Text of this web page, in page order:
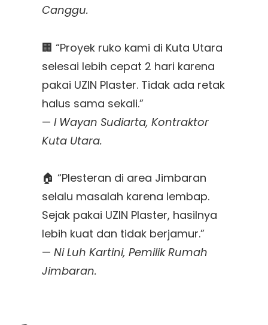
Canggu.
🏢 “Proyek ruko kami di Kuta Utara
selesai lebih cepat 2 hari karena
pakai UZIN Plaster. Tidak ada retak
halus sama sekali.”
— I Wayan Sudiarta, Kontraktor
Kuta Utara.
🏠 “Plesteran di area Jimbaran
selalu masalah karena lembap.
Sejak pakai UZIN Plaster, hasilnya
lebih kuat dan tidak berjamur.”
— Ni Luh Kartini, Pemilik Rumah
Jimbaran.